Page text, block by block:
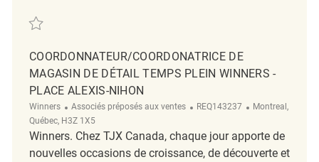
Sauvegarder Merchandise Processing Coordinator Gerrard Square
COORDONNATEUR/COORDONATRICE DE
MAGASIN DE DÉTAIL TEMPS PLEIN WINNERS -
PLACE ALEXIS-NIHON
Winners Catégorie
Associés préposés aux ventes ReqId
REQ143237 Emplacement
Montreal,
Québec, H3Z 1X5
Winners. Chez TJX Canada, chaque jour apporte de
nouvelles occasions de croissance, de découverte et